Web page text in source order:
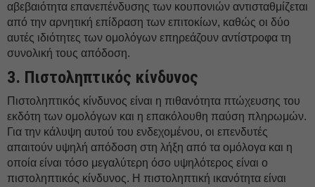
αβεβαιότητα επανεπένδυσης των κουπονιών αντισταθμίζεται
από την αρνητική επίδραση των επιτοκίων, καθώς οι δύο
αυτές ιδιότητες των ομολόγων επηρεάζουν αντίστροφα τη
συνολική τους απόδοση.
3. Πιστοληπτικός κίνδυνος
Πιστοληπτικός κίνδυνος είναι η πιθανότητα πτώχευσης του
εκδότη των ομολόγων και η επακόλουθη παύση πληρωμών.
Για την κάλυψη αυτού του ενδεχομένου, οι επενδυτές
απαιτούν υψηλή απόδοση στη λήξη από τα ομόλογα και η
οποία είναι τόσο μεγαλύτερη όσο υψηλότερος είναι ο
πιστοληπτικός κίνδυνος. Η πιστοληπτική ικανότητα είναι